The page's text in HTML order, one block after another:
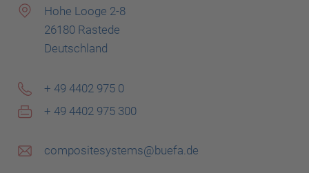
Hohe Looge 2-8
26180 Rastede
Deutschland
+ 49 4402 975 0
+ 49 4402 975 300
compositesystems@buefa.de